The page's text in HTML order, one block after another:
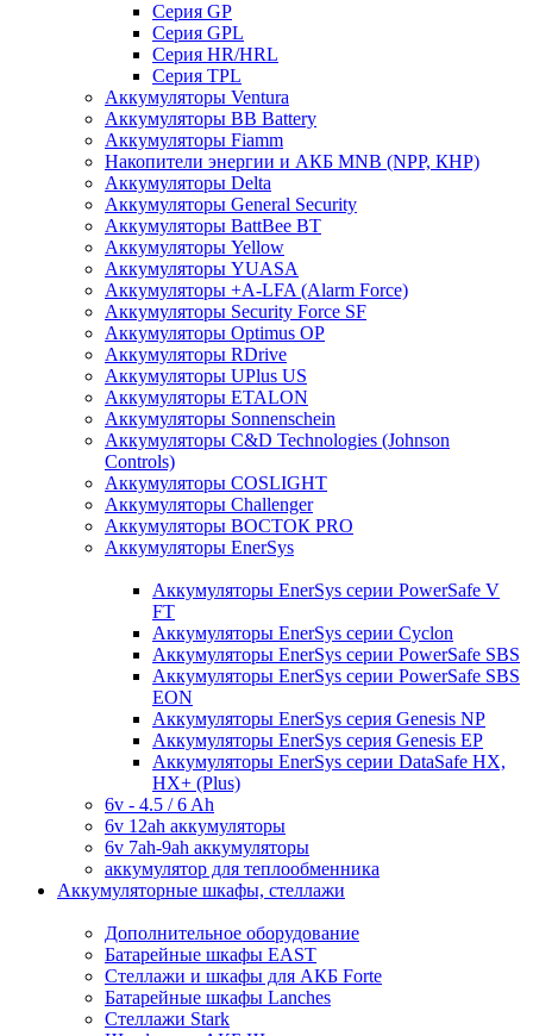
Cерия GP
Серия GPL
Серия HR/HRL
Серия TPL
Аккумуляторы Ventura
Аккумуляторы BB Battery
Аккумуляторы Fiamm
Накопители энергии и АКБ MNB (NPP, КНР)
Аккумуляторы Delta
Аккумуляторы General Security
Аккумуляторы BattBee BT
Аккумуляторы Yellow
Аккумуляторы YUASA
Аккумуляторы +A-LFA (Alarm Force)
Аккумуляторы Security Force SF
Аккумуляторы Optimus OP
Аккумуляторы RDrive
Аккумуляторы UPlus US
Аккумуляторы ETALON
Аккумуляторы Sonnenschein
Аккумуляторы С&D Technologies (Johnson
Controls)
Аккумуляторы COSLIGHT
Аккумуляторы Challenger
Аккумуляторы ВОСТОК PRO
Аккумуляторы EnerSys
Аккумуляторы EnerSys серии PowerSafe V
FT
Аккумуляторы EnerSys серии Cyclon
Аккумуляторы EnerSys серии PowerSafe SBS
Аккумуляторы EnerSys серии PowerSafe SBS
EON
Аккумуляторы EnerSys серия Genesis NP
Аккумуляторы EnerSys серия Genesis EP
Аккумуляторы EnerSys серии DataSafe HX,
HX+ (Plus)
6v - 4.5 / 6 Ah
6v 12ah аккумуляторы
6v 7ah-9ah аккумуляторы
аккумулятор для теплообменника
Аккумуляторные шкафы, стеллажи
Дополнительное оборудование
Батарейные шкафы EAST
Стеллажи и шкафы для АКБ Forte
Батарейные шкафы Lanches
Стеллажи Stark